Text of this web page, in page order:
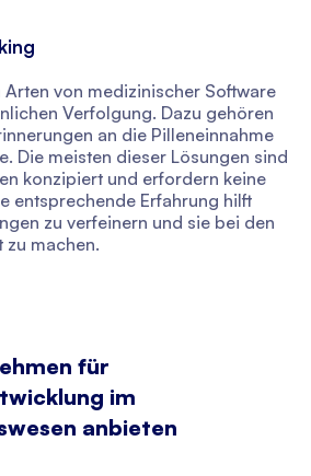
Arten von medizinischer Software
Verfolgung. Dazu gehören
an die Pilleneinnahme
Die meisten dieser Lösungen sind
konzipiert und erfordern keine
entsprechende Erfahrung hilft
zu verfeinern und sie bei den
zu machen.
für
im
anbieten